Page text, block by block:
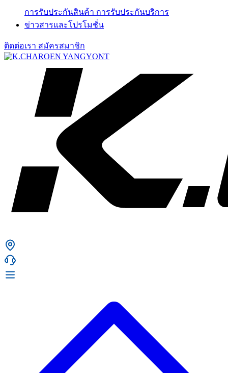
การรับประกันสินค้า การรับประกันบริการ
ข่าวสารและโปรโมชั่น
ติดต่อเรา สมัครสมาชิก
การรับประกันสินค้า
ข่าวสารและโปรโมชั่น
02 393 3356
ก. เจริญยางยนต์ (บริษัท มิ้งค์ แอนด์ ซีน จำกัด) 2275 ถ.สุขุมวิท
(ระหว่างซอยสุขุมวิท 89/1 - 91) แขวงบางจาก เขตพระโขนง
กรุงเทพมหานคร 10260